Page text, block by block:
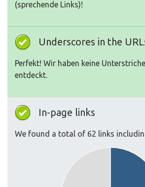
(sprechende Links)!
Underscores in the
Perfekt! Wir haben keine
entdeckt.
In-page links
We found a total of 62 links